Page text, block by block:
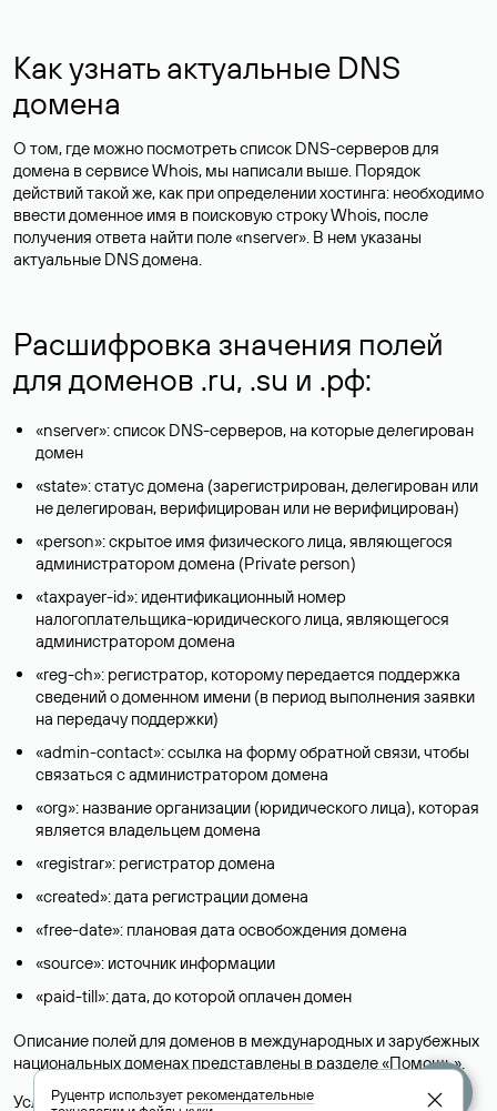
Как узнать актуальные DNS
домена
О том, где можно посмотреть список DNS-серверов для
домена в сервисе Whois, мы написали выше. Порядок
действий такой же, как при определении хостинга: необходимо
ввести доменное имя в поисковую строку Whois, после
получения ответа найти поле «nserver». В нем указаны
актуальные DNS домена.
Расшифровка значения полей
для доменов .ru, .su и .рф:
«nserver»: список DNS-серверов, на которые делегирован
домен
«state»: статус домена (зарегистрирован, делегирован или
не делегирован, верифицирован или не верифицирован)
«person»: скрытое имя физического лица, являющегося
администратором домена (Privatе person)
«taxpayer-id»: идентификационный номер
налогоплательщика-юридического лица, являющегося
администратором домена
«reg-ch»: регистратор, которому передается поддержка
сведений о доменном имени (в период выполнения заявки
на передачу поддержки)
«admin-contact»: ссылка на форму обратной связи, чтобы
связаться с администратором домена
«org»: название организации (юридического лица), которая
является владельцем домена
«registrar»: регистратор домена
«created»: дата регистрации домена
«free-date»: плановая дата освобождения домена
«source»: источник информации
«paid-till»: дата, до которой оплачен домен
Описание полей для доменов в международных и зарубежных
национальных доменах представлены в разделе «Помощь».
Условия использования Whois-сервиса
Руцентр используетрекомендательные